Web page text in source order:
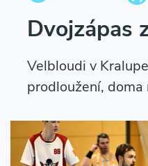
Dvojzápas
Velbloudi v
prodloužení, doma